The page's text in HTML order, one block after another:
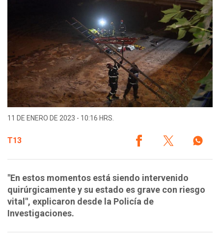
11 DE ENERO DE 2023 - 10:16 HRS.
T13
"En estos momentos está siendo intervenido
quirúrgicamente y su estado es grave con riesgo
vital", explicaron desde la Policía de
Investigaciones.